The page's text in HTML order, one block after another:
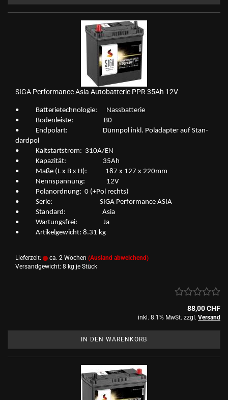
SIGA Per­for­mance Asia Au­to­bat­te­rie PPR 35Ah 12V
• Bat­te­rie­tech­no­lo­gie: Nass­bat­te­rie
• Bo­den­leis­te: B0
• End­po­lart: Dünn­pol inkl. Po­l­ad­ap­ter auf Stan­
dard­pol
• Kalt­start­strom: 310A/EN
• Ka­pa­zi­tät: 35Ah
• Maße (L x B x H): 187 x 127 x 220mm
• Nenn­span­nung: 12V
• Po­l­an­ord­nung: 0 (+Pol rechts)
• Serie: SIGA Per­for­mance ASIA
• Stan­dard: Asia
• War­tungs­frei: Ja
• Ar­ti­kel­ge­wicht: 8.31 kg
Lieferzeit: ca. 2 Wochen (Ausland abweichend)
Versandgewicht: 8 kg je Stück
88,00 CHF
inkl. 8.1% MwSt. zzgl. Versand
IN DEN WARENKORB